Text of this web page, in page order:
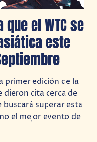
el WTC se
este
primer edición de la
dieron cita cerca de
buscará superar esta
el mejor evento de